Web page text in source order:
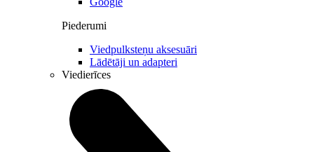
Piederumi
Viedpulksteņu aksesuāri
Lādētāji un adapteri
Viedierīces